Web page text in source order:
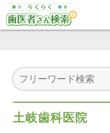
土岐歯科医院